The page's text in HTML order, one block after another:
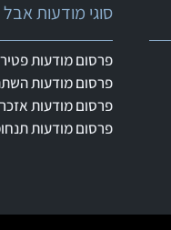
סוגי מודעות
פרסום מודעות
פרסום מודעות
פרסום מודעות
פרסום מודעות